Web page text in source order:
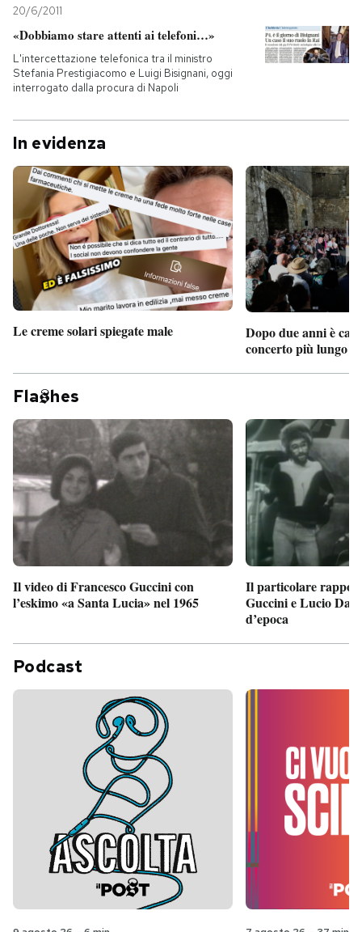
20/6/2011
«Dobbiamo stare attenti ai telefoni…»
L'intercettazione telefonica tra il ministro
Stefania Prestigiacomo e Luigi Bisignani, oggi
interrogato dalla procura di Napoli
In evidenza
Le creme solari spiegate male
Dopo due anni è
concerto più lungo
Fla hes
Il video di Francesco Guccini con
l’eskimo «a Santa Lucia» nel 1965
Il particolare
Guccini e Lucio
d’epoca
Podcast